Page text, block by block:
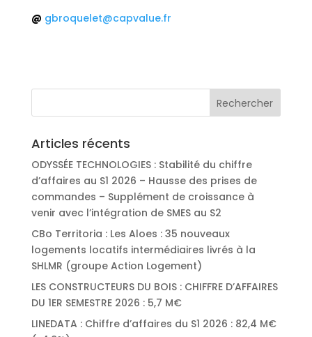
@ gbroquelet@capvalue.fr
Articles récents
ODYSSÉE TECHNOLOGIES : Stabilité du chiffre
d’affaires au S1 2026 – Hausse des prises de
commandes – Supplément de croissance à
venir avec l’intégration de SMES au S2
CBo Territoria : Les Aloes : 35 nouveaux
logements locatifs intermédiaires livrés à la
SHLMR (groupe Action Logement)
LES CONSTRUCTEURS DU BOIS : CHIFFRE D’AFFAIRES
DU 1ER SEMESTRE 2026 : 5,7 M€
LINEDATA : Chiffre d’affaires du S1 2026 : 82,4 M€